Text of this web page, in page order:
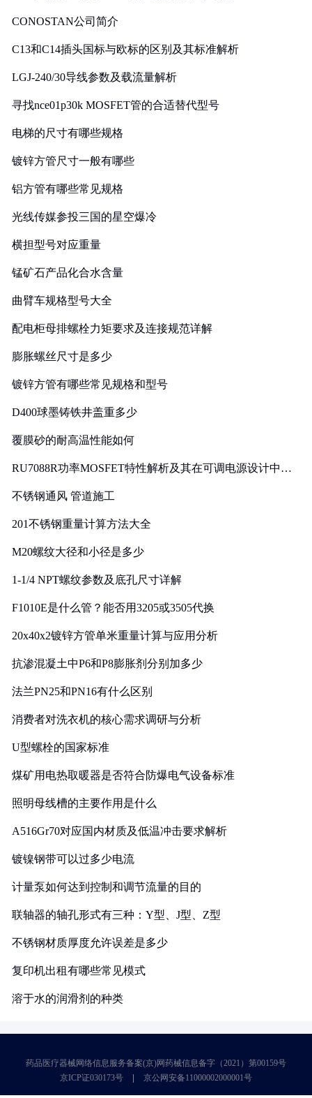
CONOSTAN公司简介
C13和C14插头国标与欧标的区别及其标准解析
LGJ-240/30导线参数及载流量解析
寻找nce01p30k MOSFET管的合适替代型号
电梯的尺寸有哪些规格
镀锌方管尺寸一般有哪些
铝方管有哪些常见规格
光线传媒参投三国的星空爆冷
横担型号对应重量
锰矿石产品化合水含量
曲臂车规格型号大全
配电柜母排螺栓力矩要求及连接规范详解
膨胀螺丝尺寸是多少
镀锌方管有哪些常见规格和型号
D400球墨铸铁井盖重多少
覆膜砂的耐高温性能如何
RU7088R功率MOSFET特性解析及其在可调电源设计中的
不锈钢通风 管道施工
201不锈钢重量计算方法大全
M20螺纹大径和小径是多少
1-1/4 NPT螺纹参数及底孔尺寸详解
F1010E是什么管？能否用3205或3505代换
20x40x2镀锌方管单米重量计算与应用分析
抗渗混凝土中P6和P8膨胀剂分别加多少
法兰PN25和PN16有什么区别
消费者对洗衣机的核心需求调研与分析
U型螺栓的国家标准
煤矿用电热取暖器是否符合防爆电气设备标准
照明母线槽的主要作用是什么
A516Gr70对应国内材质及低温冲击要求解析
镀镍钢带可以过多少电流
计量泵如何达到控制和调节流量的目的
联轴器的轴孔形式有三种：Y型、J型、Z型
不锈钢材质厚度允许误差是多少
复印机出租有哪些常见模式
溶于水的润滑剂的种类
药品医疗器械网络信息服务备案(京)网药械信息备字（2021）第00159号
京ICP证030173号
京公网安备11000002000001号